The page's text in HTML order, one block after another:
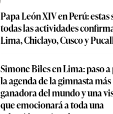
Papa León XIV en Perú: estas
todas las actividades
Lima, Chiclayo, Cusco y
Simone Biles en Lima: paso a
la agenda de la gimnasta más
ganadora del mundo y una
que emocionará a toda una